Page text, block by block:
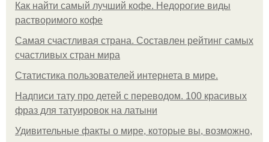
Как найти самый лучший кофе. Недорогие виды
растворимого кофе
Самая счастливая страна. Составлен рейтинг самых
счастливых стран мира
Статистика пользователей интернета в мире.
Надписи тату про детей с переводом. 100 красивых
фраз для татуировок на латыни
Удивительные факты о мире, которые вы, возможно,